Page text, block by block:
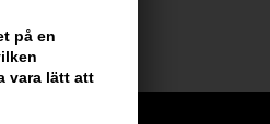
på en
vara lätt att